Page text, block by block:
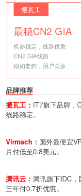
搬瓦工
最稳CN2 GIA
机器稳定，线路优质
CN2 GIA线路
稳如老狗，用户众多
品牌推荐
搬瓦工： IT7旗下品牌，
线路稳定。
Virmach： 国外最便宜
月付低至0.8美元。
腾讯云： 腾讯旗下IDC，
三年付0.7折优惠。